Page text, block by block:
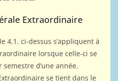
Extraordinaire
4.1. ci-dessus s’appliquent à
lorsque celle-ci se
d’une année.
se tient dans le